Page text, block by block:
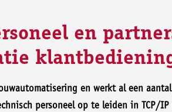
en
en werkt al een aantal
personeel op te leiden in TCP/IP